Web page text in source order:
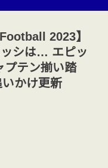
2023】
シは… エピッ
プテン揃い踏
かけ更新